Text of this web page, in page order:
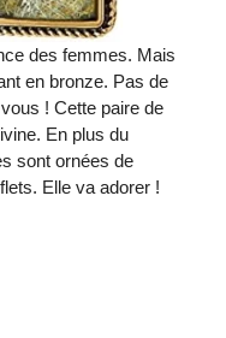
des femmes. Mais
en bronze. Pas de
! Cette paire de
En plus du
sont ornées de
Elle va adorer !